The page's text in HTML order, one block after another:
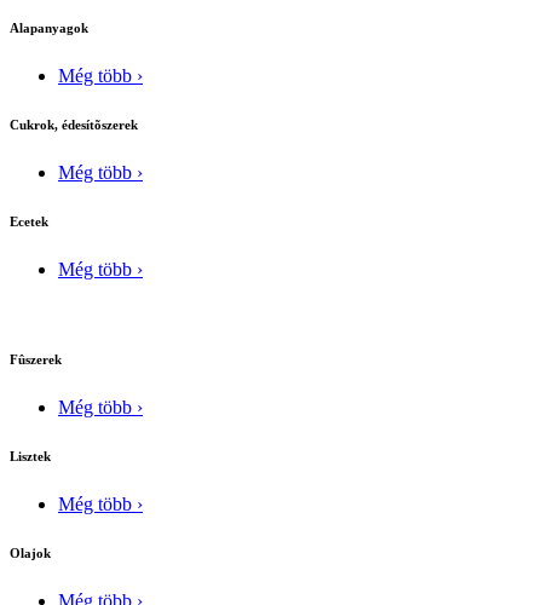
Alapanyagok
Még több ›
Cukrok, édesítõszerek
Még több ›
Ecetek
Még több ›
Fûszerek
Még több ›
Lisztek
Még több ›
Olajok
Még több ›